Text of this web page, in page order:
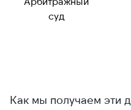
Можно набрать
международно:
суд
Как мы получаем эти